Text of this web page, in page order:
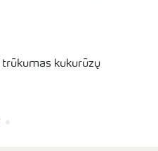
kukurūzų